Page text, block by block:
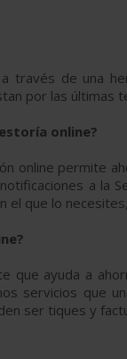
través de una
por las
online?
online permite
a la
el que lo
que ayuda a
servicios que
ser tiques y